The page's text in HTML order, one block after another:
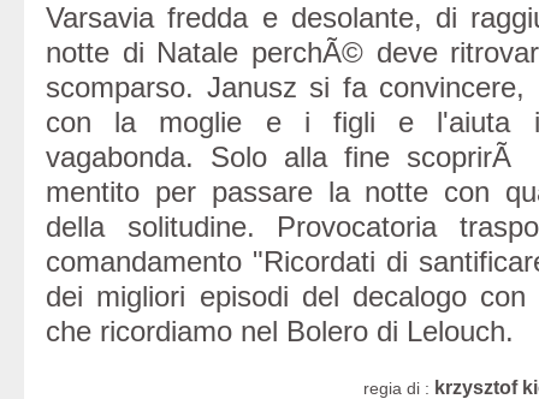
Varsavia fredda e desolante, di
notte di Natale perchÃ© deve
scomparso. Janusz si fa convincere,
con la moglie e i figli e l'aiuta
vagabonda. Solo alla fine
mentito per passare la notte con
della solitudine. Provocatoria
comandamento "Ricordati di
dei migliori episodi del decalogo con
che ricordiamo nel Bolero di Lelouch.
regia di : krzysztof